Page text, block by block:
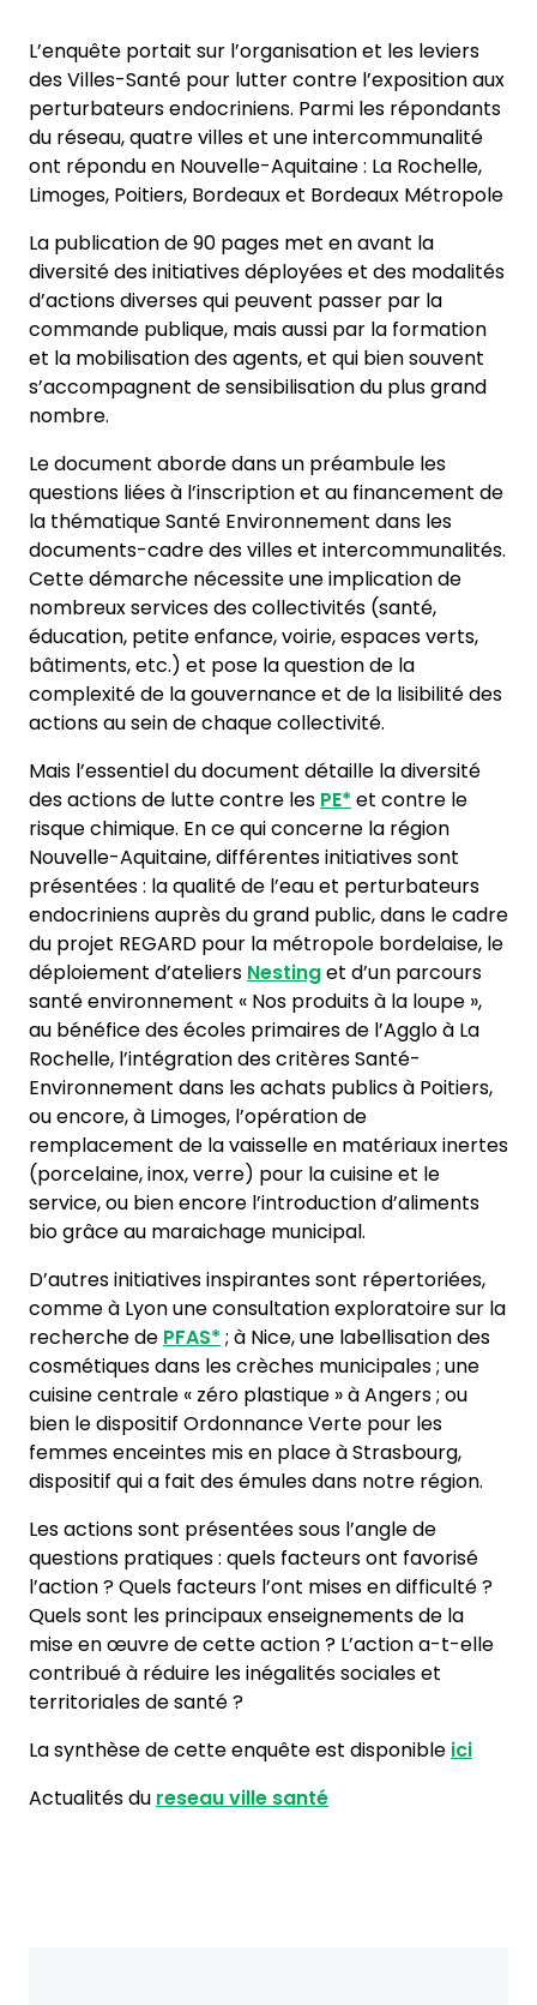
L’enquête portait sur l’organisation et les leviers
des Villes-Santé pour lutter contre l’exposition aux
perturbateurs endocriniens. Parmi les répondants
du réseau, quatre villes et une intercommunalité
ont répondu en Nouvelle-Aquitaine : La Rochelle,
Limoges, Poitiers, Bordeaux et Bordeaux Métropole
La publication de 90 pages met en avant la
diversité des initiatives déployées et des modalités
d’actions diverses qui peuvent passer par la
commande publique, mais aussi par la formation
et la mobilisation des agents, et qui bien souvent
s’accompagnent de sensibilisation du plus grand
nombre.
Le document aborde dans un préambule les
questions liées à l’inscription et au financement de
la thématique Santé Environnement dans les
documents-cadre des villes et intercommunalités.
Cette démarche nécessite une implication de
nombreux services des collectivités (santé,
éducation, petite enfance, voirie, espaces verts,
bâtiments, etc.) et pose la question de la
complexité de la gouvernance et de la lisibilité des
actions au sein de chaque collectivité.
Mais l’essentiel du document détaille la diversité
des actions de lutte contre les PE* et contre le
risque chimique. En ce qui concerne la région
Nouvelle-Aquitaine, différentes initiatives sont
présentées : la qualité de l’eau et perturbateurs
endocriniens auprès du grand public, dans le cadre
du projet REGARD pour la métropole bordelaise, le
déploiement d’ateliers Nestinget d’un parcours
santé environnement « Nos produits à la loupe »,
au bénéfice des écoles primaires de l’Agglo à La
Rochelle, l’intégration des critères Santé-
Environnement dans les achats publics à Poitiers,
ou encore, à Limoges, l’opération de
remplacement de la vaisselle en matériaux inertes
(porcelaine, inox, verre) pour la cuisine et le
service, ou bien encore l’introduction d’aliments
bio grâce au maraichage municipal.
D’autres initiatives inspirantes sont répertoriées,
comme à Lyon une consultation exploratoire sur la
recherche de PFAS* ; à Nice, une labellisation des
cosmétiques dans les crèches municipales ; une
cuisine centrale « zéro plastique » à Angers ; ou
bien le dispositif Ordonnance Verte pour les
femmes enceintes mis en place à Strasbourg,
dispositif qui a fait des émules dans notre région.
Les actions sont présentées sous l’angle de
questions pratiques : quels facteurs ont favorisé
l’action ? Quels facteurs l’ont mises en difficulté ?
Quels sont les principaux enseignements de la
mise en œuvre de cette action ? L’action a-t-elle
contribué à réduire les inégalités sociales et
territoriales de santé ?
La synthèse de cette enquête est disponible ici
Actualités du reseau ville santé